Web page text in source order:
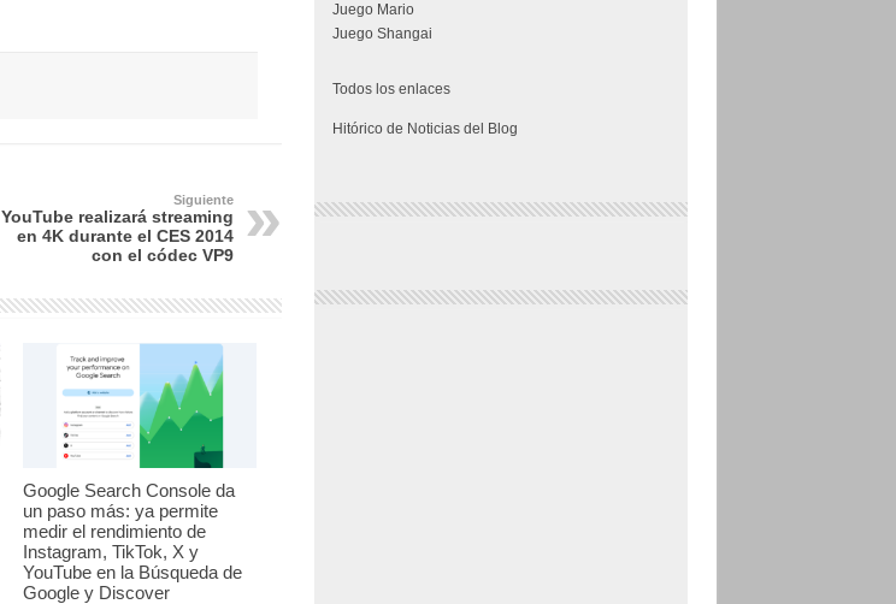
Siguiente
YouTube realizará streaming
en 4K durante el CES 2014
con el códec VP9
Google Search Console da
un paso más: ya permite
medir el rendimiento de
Instagram, TikTok, X y
YouTube en la Búsqueda de
Google y Discover
Juego Mario
Juego Shangai
Todos los enlaces
Hitórico de Noticias del Blog